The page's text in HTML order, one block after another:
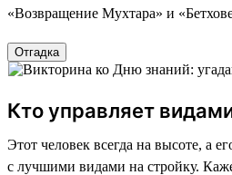
«Возвращение Мухтара» и
Отгадка
Кто управляет
Этот человек всегда на высоте, а
с лучшими видами на стройку.